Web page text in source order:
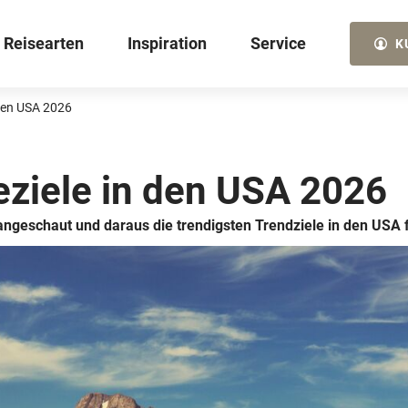
© R. Classen/Shutter...
Kanada USA
Reisearten
© Missouri Division ...
Autoreisen
Wohnmobil­reisen
Inspiration
Urlaubs­geschichten
Reisethemen
© Evgeniya Lystsova
Service
© Jonathan Steinhoff
Kontakt
Reiseservice
USA 2026
in den USA 2026
und daraus die trendigsten Trendziele in den USA